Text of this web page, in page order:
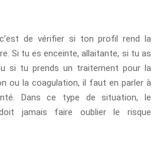
de vérifier si ton profil rend la
Si tu es enceinte, allaitante, si tu as
si tu prends un traitement pour la
ou la coagulation, il faut en parler à
Dans ce type de situation, le
jamais faire oublier le risque